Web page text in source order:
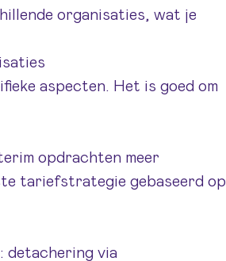
organisaties, wat je
aspecten. Het is goed om
opdrachten meer
tariefstrategie gebaseerd op
detachering via